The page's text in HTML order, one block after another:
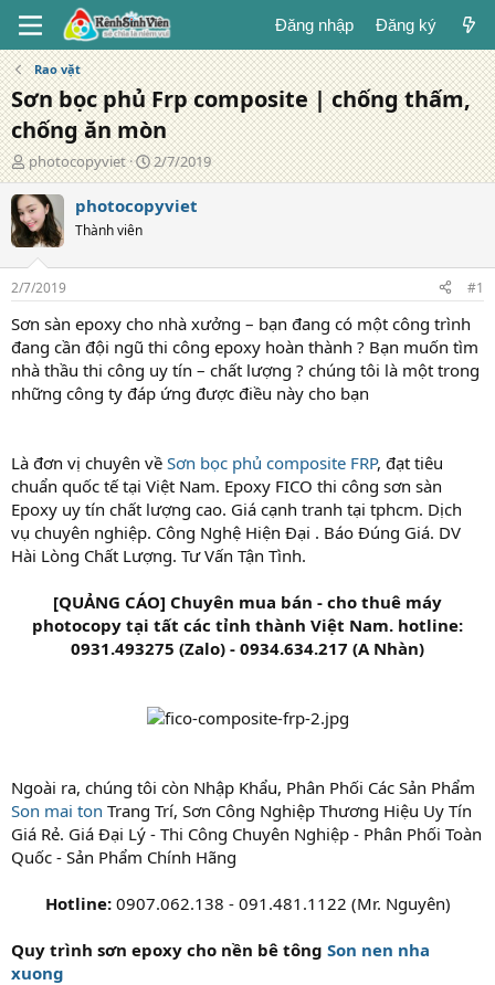
Đăng nhập Đăng ký
Rao vặt
Sơn bọc phủ Frp composite | chống thấm,
chống ăn mòn
T
á
c
g
i
ả
photocopyviet
N
g
à
y
g
2/7/2019
photocopyviet
Thành viên
2/7/2019 #1
Sơn sàn epoxy cho nhà xưởng – bạn đang có một công trình
đang cần đội ngũ thi công epoxy hoàn thành ? Bạn muốn tìm
nhà thầu thi công uy tín – chất lượng ? chúng tôi là một trong
những công ty đáp ứng được điều này cho bạn
Là đơn vị chuyên về Sơn bọc phủ composite FRP, đạt tiêu
chuẩn quốc tế tại Việt Nam. Epoxy FICO thi công sơn sàn
Epoxy uy tín chất lượng cao. Giá cạnh tranh tại tphcm. Dịch
vụ chuyên nghiệp. Công Nghệ Hiện Đại . Báo Đúng Giá. DV
Hài Lòng Chất Lượng. Tư Vấn Tận Tình.
[QUẢNG CÁO] Chuyên mua bán - cho thuê máy
photocopy tại tất các tỉnh thành Việt Nam. hotline:
0931.493275 (Zalo) - 0934.634.217 (A Nhàn)
Ngoài ra, chúng tôi còn Nhập Khẩu, Phân Phối Các Sản Phẩm
Son mai ton Trang Trí, Sơn Công Nghiệp Thương Hiệu Uy Tín
Giá Rẻ. Giá Đại Lý - Thi Công Chuyên Nghiệp - Phân Phối Toàn
Quốc - Sản Phẩm Chính Hãng
Hotline: 0907.062.138 - 091.481.1122 (Mr. Nguyên)
Quy trình sơn epoxy cho nền bê tông Son nen nha
xuong